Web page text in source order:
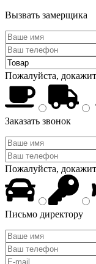
Вызвать замерщика
Пожалуйста,
Заказать звонок
Пожалуйста,
Письмо директору